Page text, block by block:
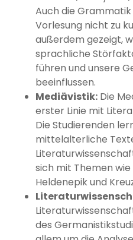
Auch die
Vorlesung nicht zu
außerdem gezeigt,
sprachliche
führen und unsere
beeinflussen.
Mediävistik: Die
erster Linie mit
Die Studierenden
mittelalterliche
sich mit Themen
Heldenepik und
des